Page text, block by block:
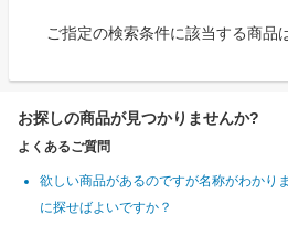
ご指定の検索条件に該当する商品
お探しの商品が見つかりませんか?
よくあるご質問
欲しい商品があるのですが名称がわかり
に探せばよいですか？